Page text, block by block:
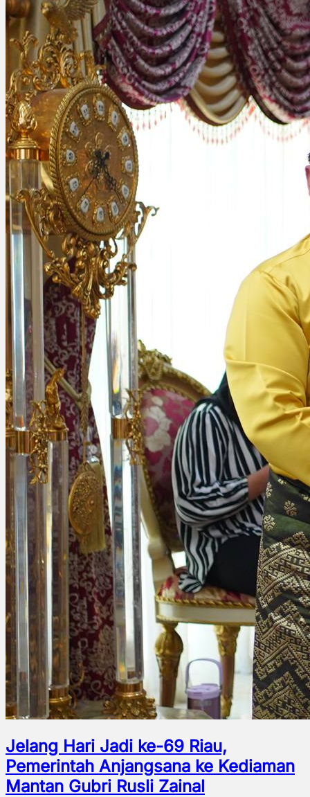
Jelang Hari Jadi ke-69 Riau,
Pemerintah Anjangsana ke Kediaman
Mantan Gubri Rusli Zainal